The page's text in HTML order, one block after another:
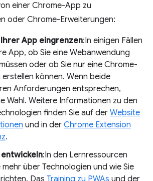
einer Chrome-App zu
oder Chrome-Erweiterungen:
App eingrenzen:In einigen Fällen
App, ob Sie eine Webanwendung
oder ob Sie nur eine Chrome-
können. Wenn beide
Anforderungen entsprechen,
Wahl. Weitere Informationen zu den
finden Sie auf der Website
und in der Chrome Extension
.
entwickeln:In den Lernressourcen
über Technologien und wie Sie